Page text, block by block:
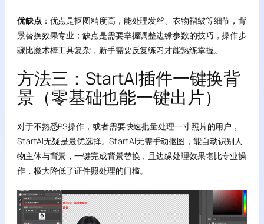
优缺点：优点是抠图精度高，能处理发丝、衣物褶皱等细节，背
景替换效果专业；缺点是需要掌握调整边缘参数的技巧，操作步
骤比魔术棒工具复杂，新手需要反复练习才能熟练掌握。
方法三：StartAI插件一键换背
景（零基础也能一键出片）
对于不熟悉PS操作，或者需要快速批量处理一寸照片的用户，
StartAI无疑是最优选择。StartAI无需手动抠图，能自动识别人
物主体与背景，一键完成背景替换，且边缘处理效果堪比专业操
作，极大降低了证件照处理的门槛。